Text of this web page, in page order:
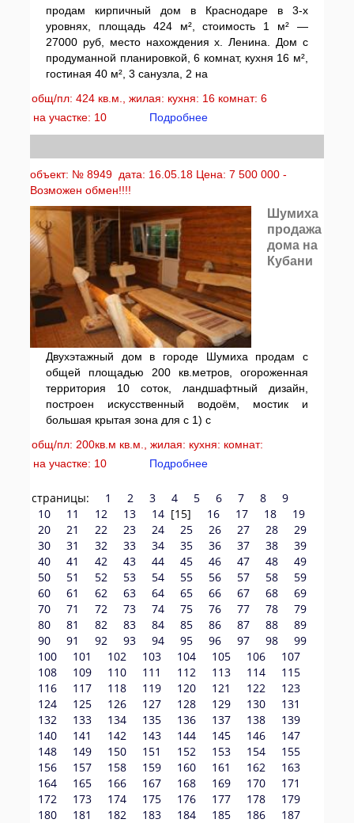
продам кирпичный дом в Краснодаре в 3-х
уровнях, площадь 424 м², стоимость 1 м² —
27000 руб, место нахождения х. Ленина. Дом с
продуманной планировкой, 6 комнат, кухня 16 м²,
гостиная 40 м², 3 санузла, 2 на
общ/пл: 424 кв.м., жилая: кухня: 16 комнат: 6
на участке: 10
Подробнее
объект: № 8949 дата: 16.05.18 Цена: 7 500 000 -
Возможен обмен!!!!
Шумиха
продажа
дома на
Кубани
Двухэтажный дом в городе Шумиха продам с
общей площадью 200 кв.метров, огороженная
территория 10 соток, ландшафтный дизайн,
построен искусственный водоём, мостик и
большая крытая зона для с 1) с
общ/пл: 200кв.м кв.м., жилая: кухня: комнат:
на участке: 10
Подробнее
страницы: 1 2 3 4 5 6 7 8
9
10
11 12 13 14 [15] 16 17 18
19
20
21 22 23 24 25 26 27 28
29
30
31 32 33 34 35 36 37 38
39
40
41 42 43 44 45 46 47 48
49
50
51 52 53 54 55 56 57 58
59
60
61 62 63 64 65 66 67 68
69
70
71 72 73 74 75 76 77 78
79
80
81 82 83 84 85 86 87 88
89
90
91 92 93 94 95 96 97 98
99
100
101 102 103 104 105 106
107
108
109 110 111 112 113 114
115
116
117 118 119 120 121 122
123
124
125 126 127 128 129 130
131
132
133 134 135 136 137 138
139
140
141 142 143 144 145 146
147
148
149 150 151 152 153 154
155
156
157 158 159 160 161 162
163
164
165 166 167 168 169 170
171
172
173 174 175 176 177 178
179
180
181 182 183 184 185 186 187